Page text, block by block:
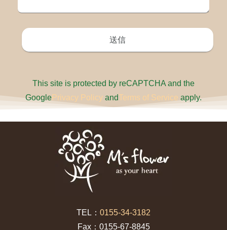
This site is protected by reCAPTCHA and the
GooglePrivacy Policy andTerms of Service apply.
TEL： 0155-34-3182
Fax：0155-67-8845